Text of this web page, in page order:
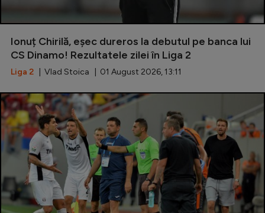
Ionuț Chirilă, eșec dureros la debutul pe banca lui
CS Dinamo! Rezultatele zilei în Liga 2
Liga 2 | Vlad Stoica | 01 August 2026, 13:11